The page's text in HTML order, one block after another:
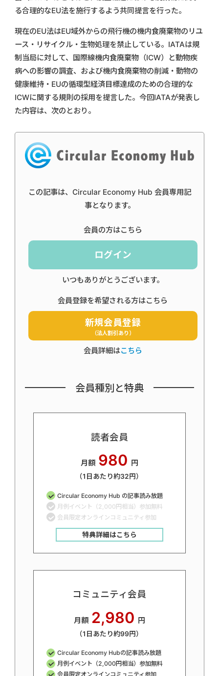
る合理的なEU法を施行するよう共同提言を行った。
現在のEU法はEU域外からの飛行機の機内食廃棄物のリユ
ース・リサイクル・生物処理を禁止している。IATAは規
制当局に対して、国際線機内食廃棄物（ICW）と動物疾
病への影響の調査、および機内食廃棄物の削減・動物の
健康維持・EUの循環型経済目標達成のための合理的な
ICWに関する規則の採用を提言した。今回IATAが発表し
た内容は、次のとおり。
この記事は、Circular Economy Hub 会員専用記
事となります。
会員の方はこちら
ログイン
いつもありがとうございます。
会員登録を希望される方はこちら
新規会員登録
（法人割引あり）
会員詳細はこちら
会員種別と特典
読者会員
月額 980 円
（1日あたり約32円）
Circular Economy Hub の記事読み放題
月例イベント（2,000円相当）参加無料
会員限定オンラインコミュニティ参加
特典詳細はこちら
コミュニティ会員
月額 2,980 円
（1日あたり約99円）
Circular Economy Hubの記事読み放題
月例イベント（2,000円相当）参加無料
会員限定オンラインコミュニティ参加